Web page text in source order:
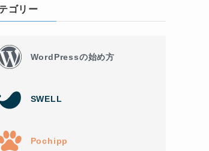
ゴリー
WordPressの始め方
SWELL
Pochipp